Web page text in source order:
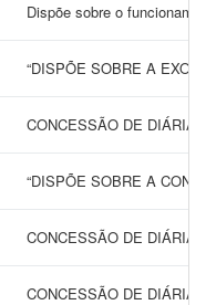
Dispõe sobre o
“DISPÕE SOBRE A
CONCESSÃO DE
“DISPÕE SOBRE A
CONCESSÃO DE
CONCESSÃO DE